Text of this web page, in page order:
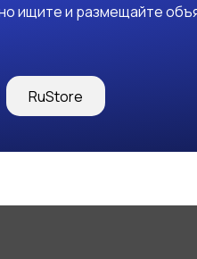
ищите и размещайте
RuStore